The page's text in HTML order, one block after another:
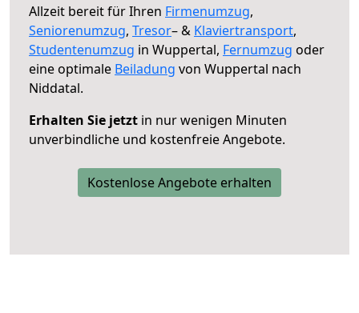
Allzeit bereit für Ihren Firmenumzug,
Seniorenumzug, Tresor– & Klaviertransport,
Studentenumzug in Wuppertal, Fernumzug oder
eine optimale Beiladung von Wuppertal nach
Niddatal.
Erhalten Sie jetzt in nur wenigen Minuten
unverbindliche und kostenfreie Angebote.
Kostenlose Angebote erhalten